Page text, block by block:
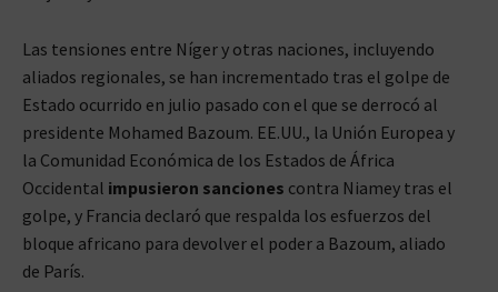
Las tensiones entre Níger y otras naciones, incluyendo
aliados regionales, se han incrementado tras el golpe de
Estado ocurrido en julio pasado con el que se derrocó al
presidente Mohamed Bazoum. EE.UU., la Unión Europea y
la Comunidad Económica de los Estados de África
Occidental impusieron sanciones contra Niamey tras el
golpe, y Francia declaró que respalda los esfuerzos del
bloque africano para devolver el poder a Bazoum, aliado
de París.